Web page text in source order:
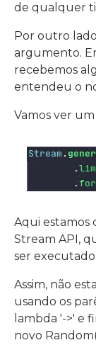
de qualquer
Por outro
argumento.
recebemos
entendeu o
Vamos ver
Aqui estamos
Stream API,
ser executado.
Assim, não
usando os
lambda '->' e
novo